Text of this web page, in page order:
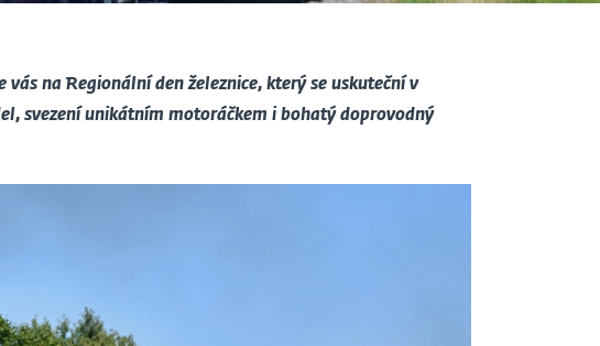
na Regionální den železnice, který se uskuteční v
svezení unikátním motoráčkem i bohatý doprovodný